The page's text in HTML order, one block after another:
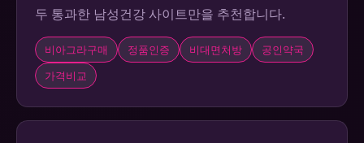
두 통과한 남성건강 사이트만을 추천합니다.
비아그라구매 정품인증 비대면처방
공인약국
가격비교